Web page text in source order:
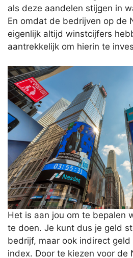
als deze aandelen stijgen in
En omdat de bedrijven op de
eigenlijk altijd winstcijfers
aantrekkelijk om hierin te
Het is aan jou om te bepalen
te doen. Je kunt dus je geld
bedrijf, maar ook indirect
index. Door te kiezen voor de